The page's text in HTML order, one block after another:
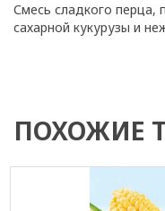
Смесь сладкого перца,
сахарной кукурузы и
ПОХОЖИЕ